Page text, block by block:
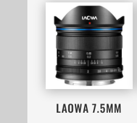
LAOWA 7.5MM